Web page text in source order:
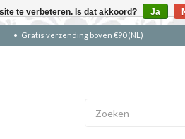
Gratis verzending boven €90 (NL)
te verbeteren. Is dat akkoord? Ja